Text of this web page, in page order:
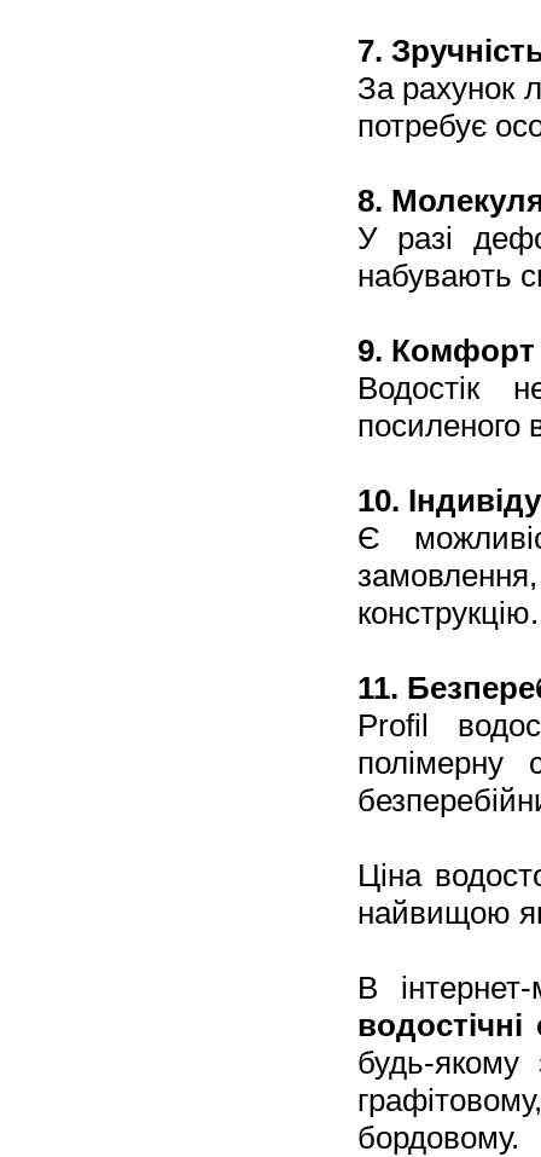
7.
За рахунок
потребує
8.
У разі
набувають
9. Комфорт
Водостік
посиленого
10.
Є
конструкцію.
11.
Profil
полімерну
Ціна
найвищою
В
будь-якому
бордовому.